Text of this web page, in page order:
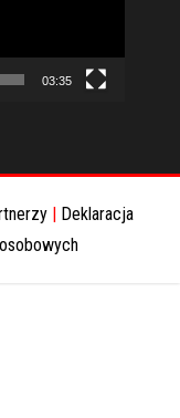
03:35
| Deklaracja